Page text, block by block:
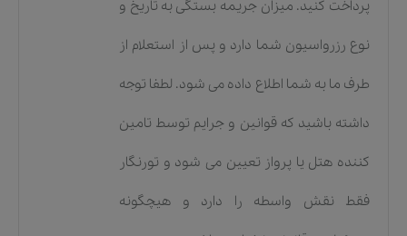
پرداخت کنید. میزان جریمه بستگی به تاریخ و
نوع رزرواسیون شما دارد و پس از استعلام از
طرف ما به شما اطلاع داده می شود. لطفا توجه
داشته باشید که قوانین و جرایم توسط تامین
کننده هتل یا پرواز تعیین می شود و تورنگار
فقط نقش واسطه را دارد و هیچگونه